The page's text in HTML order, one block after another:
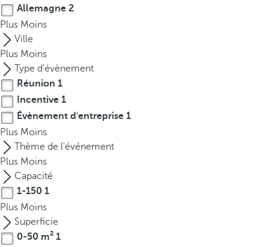
g
a
e
t
o
t
h
e
f
i
r
s
t
o
p
t
Allemagne 2
Plus Moins
Ville
Plus Moins
Type d'évènement
Réunion 1
Incentive 1
Évènement d'entreprise 1
Plus Moins
Thème de l'événement
Plus Moins
Capacité
1-150 1
Plus Moins
Superficie
0-50 m² 1